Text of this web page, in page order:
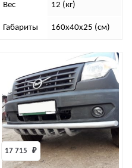
Вес 12 (кг)
Габариты 160х40х25 (см)
17 715 ₽